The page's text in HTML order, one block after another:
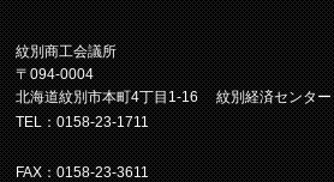
紋別商工会議所
〒094-0004
北海道紋別市本町4丁目1-16 紋別経済センター
TEL：0158-23-1711
FAX：0158-23-3611